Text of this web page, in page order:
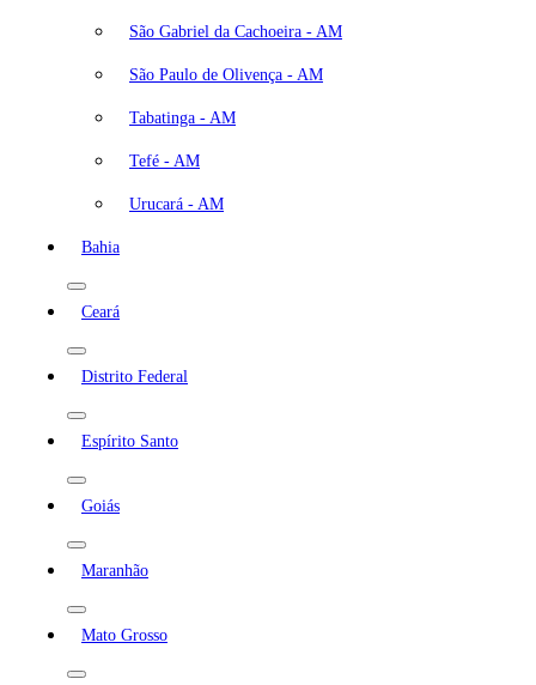
São Gabriel da Cachoeira - AM
São Paulo de Olivença - AM
Tabatinga - AM
Tefé - AM
Urucará - AM
Bahia
Ceará
Distrito Federal
Espírito Santo
Goiás
Maranhão
Mato Grosso